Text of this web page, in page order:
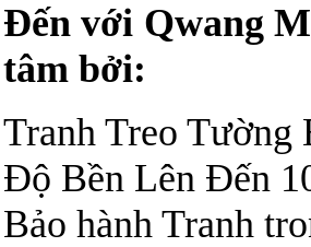
Đến với Qwang
tâm bởi:
Tranh Treo Tường
Độ Bền Lên Đến
Bảo hành Tranh